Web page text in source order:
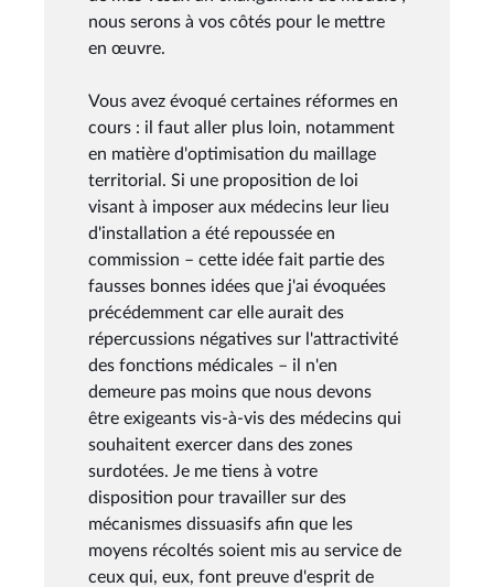
nous serons à vos côtés pour le mettre
en œuvre.
Vous avez évoqué certaines réformes en
cours : il faut aller plus loin, notamment
en matière d'optimisation du maillage
territorial. Si une proposition de loi
visant à imposer aux médecins leur lieu
d'installation a été repoussée en
commission – cette idée fait partie des
fausses bonnes idées que j'ai évoquées
précédemment car elle aurait des
répercussions négatives sur l'attractivité
des fonctions médicales – il n'en
demeure pas moins que nous devons
être exigeants vis-à-vis des médecins qui
souhaitent exercer dans des zones
surdotées. Je me tiens à votre
disposition pour travailler sur des
mécanismes dissuasifs afin que les
moyens récoltés soient mis au service de
ceux qui, eux, font preuve d'esprit de